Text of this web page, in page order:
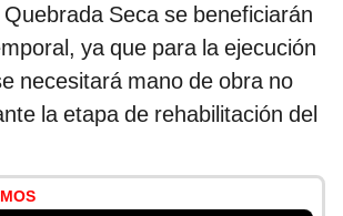
Seca se beneficiarán
ya que para la ejecución
necesitará mano de obra no
la etapa de rehabilitación del